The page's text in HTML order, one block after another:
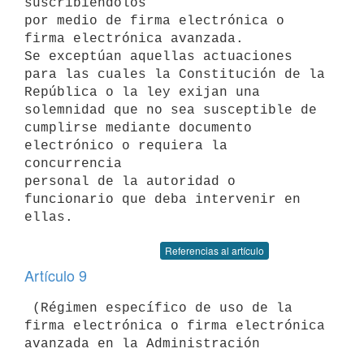
por medio de firma electrónica o
firma electrónica avanzada.
Se exceptúan aquellas actuaciones
para las cuales la Constitución de la
República o la ley exijan una
solemnidad que no sea susceptible de
cumplirse mediante documento
electrónico o requiera la
concurrencia
personal de la autoridad o
funcionario que deba intervenir en
Referencias al artículo
Artículo 9
firma electrónica o firma electrónica
avanzada en la Administración